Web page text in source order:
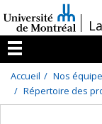
au
contenu
/
Menu
Accueil
Nos
Répertoire des